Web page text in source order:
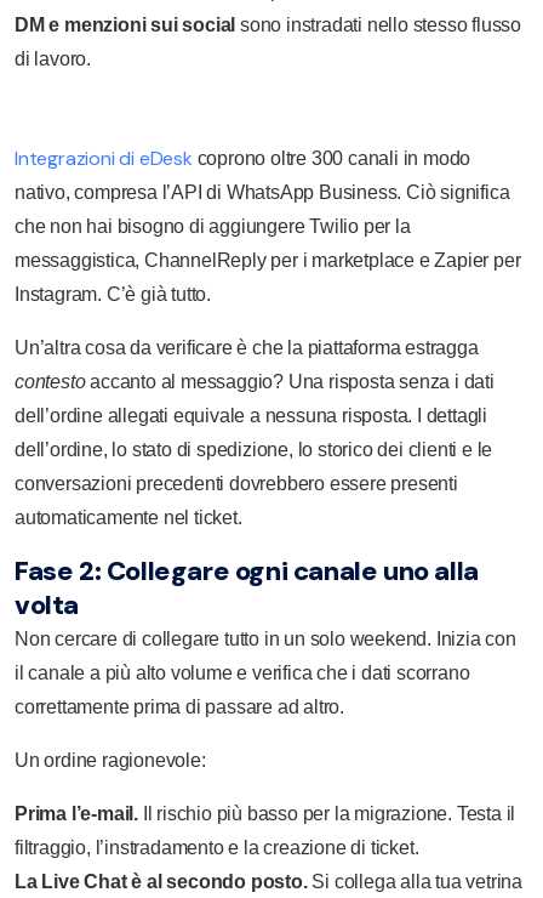
DM e menzioni sui social sono instradati nello stesso flusso
di lavoro.
Integrazioni di eDesk coprono oltre 300 canali in modo
nativo, compresa l’API di WhatsApp Business. Ciò significa
che non hai bisogno di aggiungere Twilio per la
messaggistica, ChannelReply per i marketplace e Zapier per
Instagram. C’è già tutto.
Un’altra cosa da verificare è che la piattaforma estragga
contestoaccanto al messaggio? Una risposta senza i dati
dell’ordine allegati equivale a nessuna risposta. I dettagli
dell’ordine, lo stato di spedizione, lo storico dei clienti e le
conversazioni precedenti dovrebbero essere presenti
automaticamente nel ticket.
Fase 2: Collegare ogni canale uno alla
volta
Non cercare di collegare tutto in un solo weekend. Inizia con
il canale a più alto volume e verifica che i dati scorrano
correttamente prima di passare ad altro.
Un ordine ragionevole:
Prima l’e-mail. Il rischio più basso per la migrazione. Testa il
filtraggio, l’instradamento e la creazione di ticket.
La Live Chat è al secondo posto.Si collega alla tua vetrina